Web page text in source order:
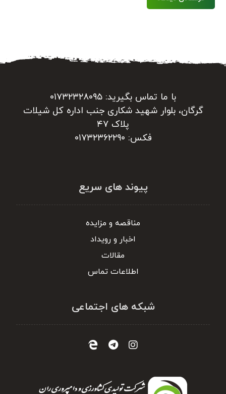
با ما تماس بگیرید: ۰۱۷۳۲۳۲۸۰۹۵
گرگان، بلوار شهید شکاری جنب اداره کل شیلات
پلاک ۴۷
فکس: ۰۱۷۳۲۳۶۲۲۹۰
پیوند های سریع
مناقصه و مزایده
اخبار و رویداد
مقالات
اطلاعات تماس
شبکه های اجتماعی